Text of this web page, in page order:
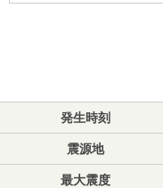
発生時刻
震源地
最大震度